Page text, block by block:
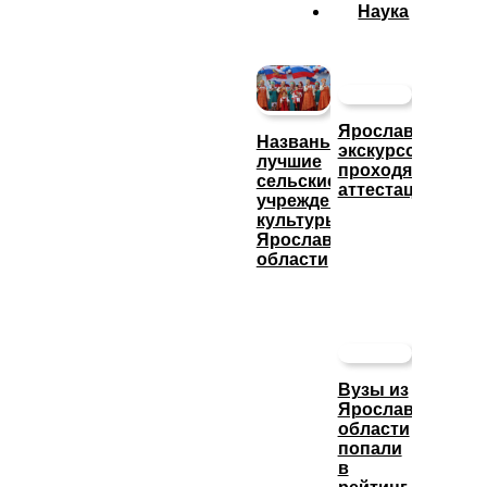
Названы
лучшие
сельские
учреждения
культуры
Ярославской
области
Наука
Ярославские
экскурсоводы
проходят
аттестацию
Вузы из
Ярославской
области
попали
в